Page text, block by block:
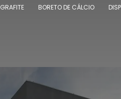
BORETO DE CÁLCIO